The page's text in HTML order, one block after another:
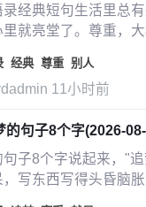
录经典短句生活里总
里就亮堂了。尊重，
经典 尊重 别人
11小时前
的句子8个字(2026-
句子8个字说起来，"
，写东西写得头昏脑